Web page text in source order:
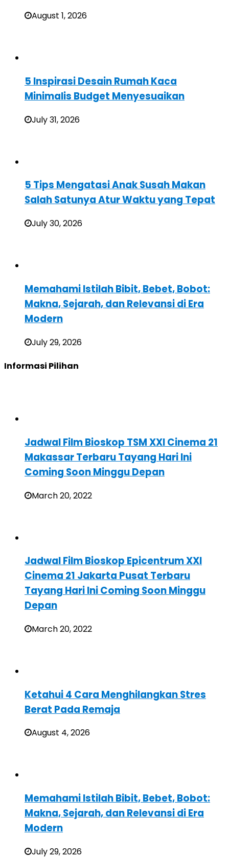
August 1, 2026
5 Inspirasi Desain Rumah Kaca
Minimalis Budget Menyesuaikan
July 31, 2026
5 Tips Mengatasi Anak Susah Makan
Salah Satunya Atur Waktu yang Tepat
July 30, 2026
Memahami Istilah Bibit, Bebet, Bobot:
Makna, Sejarah, dan Relevansi di Era
Modern
July 29, 2026
Informasi Pilihan
Jadwal Film Bioskop TSM XXI Cinema 21
Makassar Terbaru Tayang Hari Ini
Coming Soon Minggu Depan
March 20, 2022
Jadwal Film Bioskop Epicentrum XXI
Cinema 21 Jakarta Pusat Terbaru
Tayang Hari Ini Coming Soon Minggu
Depan
March 20, 2022
Ketahui 4 Cara Menghilangkan Stres
Berat Pada Remaja
August 4, 2026
Memahami Istilah Bibit, Bebet, Bobot:
Makna, Sejarah, dan Relevansi di Era
Modern
July 29, 2026